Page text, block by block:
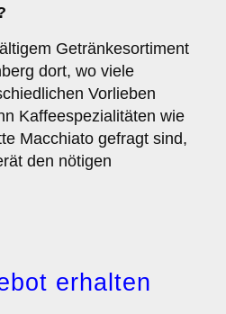
Getränkesortiment
dort, wo viele
Vorlieben
Kaffeespezialitäten wie
Macchiato gefragt sind,
den nötigen
erhalten